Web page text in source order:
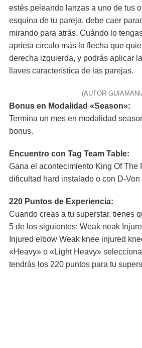
estés peleando lanzas a uno de tus
esquina de tu pareja, debe caer
mirando para atrás. Cuándo lo
aprieta círculo más la flecha que
derecha izquierda, y podrás aplicar
llaves característica de las parejas.
(AUTOR
Bonus en Modalidad «Season»:
Termina un mes en modalidad
bonus.
Encuentro con Tag Team Table:
Gana el acontecimiento King Of The
dificultad hard instalado o con D-
220 Puntos de Experiencia:
Cuando creas a tu superstar. tienes
5 de los siguientes: Weak neak
Injured elbow Weak knee injured
«Heavy» o «Light Heavy»
tendrás los 220 puntos para tu